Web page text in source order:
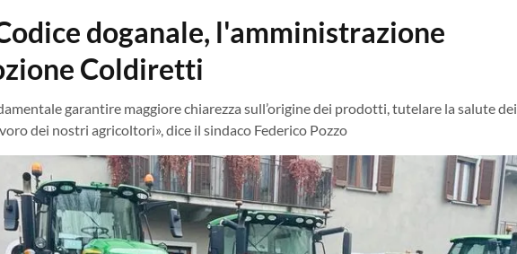
doganale, l'amministrazione
Coldiretti
garantire maggiore chiarezza sull’origine dei prodotti, tutelare la salute dei
dei nostri agricoltori», dice il sindaco Federico Pozzo